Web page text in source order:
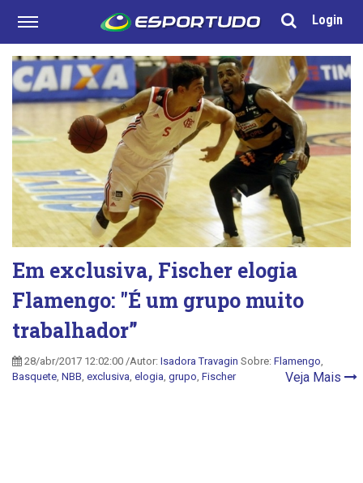
Login
Em exclusiva, Fischer elogia
Flamengo: "É um grupo muito
trabalhador”
28/abr/2017 12:02:00 /Autor: Isadora Travagin Sobre: Flamengo
Basquete NBB exclusiva elogia grupo Fischer Veja Mais